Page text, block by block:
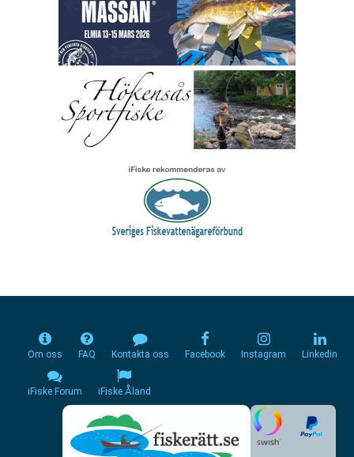
Om oss FAQ Kontakta oss Facebook Instagram Linkedin
iFiske Forum iFiske Åland